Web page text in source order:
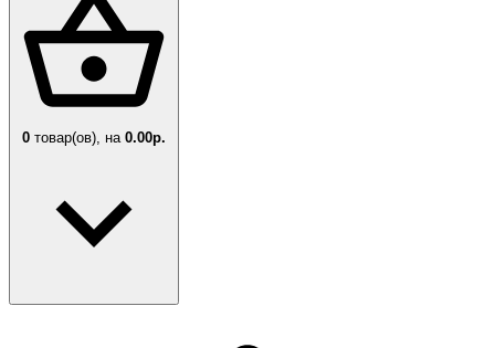
0 товар(ов), на 0.00р.